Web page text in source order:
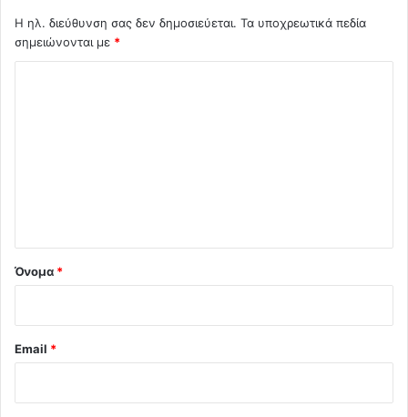
Η ηλ. διεύθυνση σας δεν δημοσιεύεται. Τα υποχρεωτικά πεδία
σημειώνονται με *
Όνομα *
Email *